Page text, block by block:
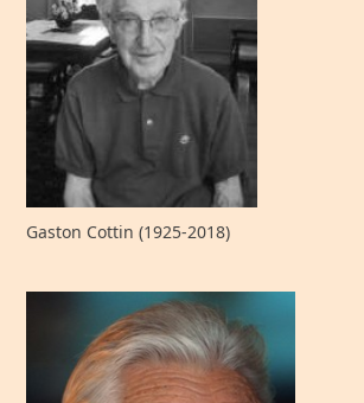
Gaston Cottin (1925-2018)